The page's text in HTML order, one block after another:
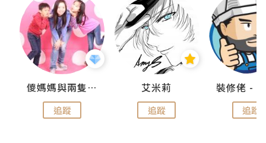
儍媽媽與兩隻小魔怪之家
追蹤
艾米莉
追蹤 追蹤